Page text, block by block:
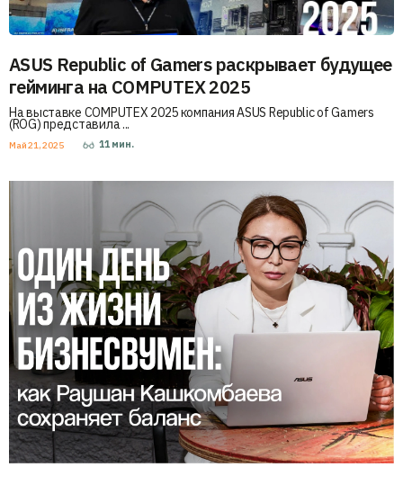
ASUS Republic of Gamers раскрывает будущее
гейминга на COMPUTEX 2025
На выставке COMPUTEX 2025 компания ASUS Republic of Gamers
(ROG) представила ...
Май 21, 2025 11 мин.